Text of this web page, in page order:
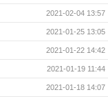
2021-02-04 13:57
2021-01-25 13:05
2021-01-22 14:42
2021-01-19 11:44
2021-01-18 14:07